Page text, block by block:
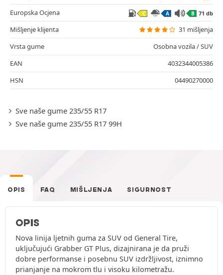
Europska Ocjena
C A B 71 db
Mišljenje klijenta
31 mišljenja
Vrsta gume
Osobna vozila / SUV
EAN
4032344005386
HSN
04490270000
Sve naše gume 235/55 R17
Sve naše gume 235/55 R17 99H
OPIS FAQ MIŠLJENJA SIGURNOST
OPIS
Nova linija ljetnih guma za SUV od General Tire,
uključujući Grabber GT Plus, dizajnirana je da pruži
dobre performanse i posebnu SUV izdržljivost, iznimno
prianjanje na mokrom tlu i visoku kilometražu.